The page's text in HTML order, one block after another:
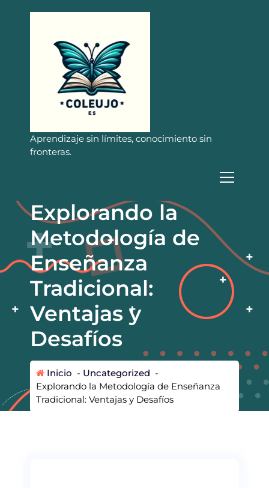
Aprendizaje sin límites, conocimiento sin
fronteras.
Explorando la
Metodología de
Enseñanza
Tradicional:
Ventajas y
Desafíos
Inicio - Uncategorized -
Explorando la Metodología de Enseñanza
Tradicional: Ventajas y Desafíos